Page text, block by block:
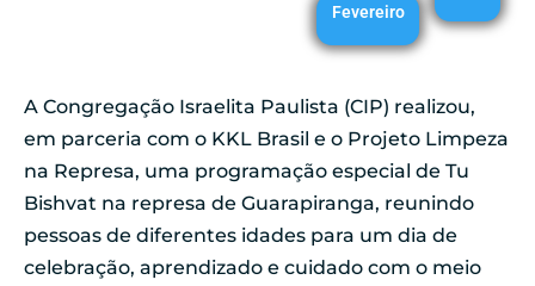
Fevereiro
A Congregação Israelita Paulista (CIP) realizou,
em parceria com o KKL Brasil e o Projeto Limpeza
na Represa, uma programação especial de Tu
Bishvat na represa de Guarapiranga, reunindo
pessoas de diferentes idades para um dia de
celebração, aprendizado e cuidado com o meio